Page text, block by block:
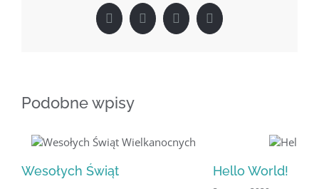
Facebook
X LinkedInWhatsApp
Podobne wpisy
Wesołych Świąt
Hello World!